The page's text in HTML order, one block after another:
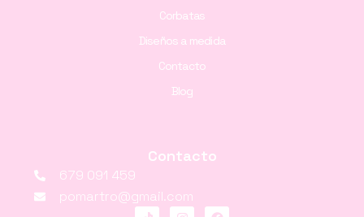
Corbatas
Diseños a medida
Contacto
Blog
Contacto
679 091 459
pomartro@gmail.com